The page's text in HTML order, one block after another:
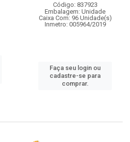
Código: 837923
Embalagem: Unidade
Caixa Com: 96 Unidade(s)
Inmetro: 005964/2019
Faça seu login ou
cadastre-se para
comprar.